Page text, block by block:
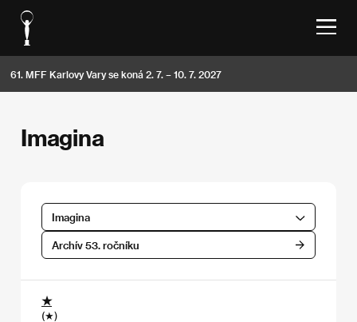
61. MFF Karlovy Vary se koná 2. 7. – 10. 7. 2027
Imagina
Imagina
Archív 53. ročníku
★
(★)